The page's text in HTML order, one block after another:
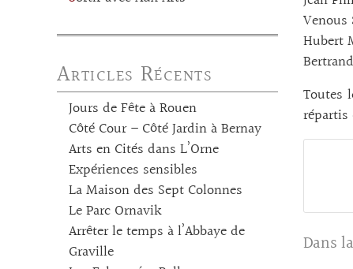
Articles Récents
Jours de Fête à Rouen
Côté Cour – Côté Jardin à Bernay
Arts en Cités dans L’Orne
Expériences sensibles
La Maison des Sept Colonnes
Le Parc Ornavik
Arrêter le temps à l’Abbaye de
Graville
Venous
Hubert
Toutes
répartis
Dans